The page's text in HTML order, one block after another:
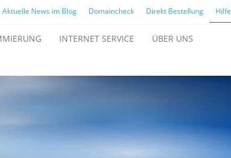
Aktuelle News im Blog Domaincheck Direkt Bestellung
INTERNET SERVICE ÜBER UNS